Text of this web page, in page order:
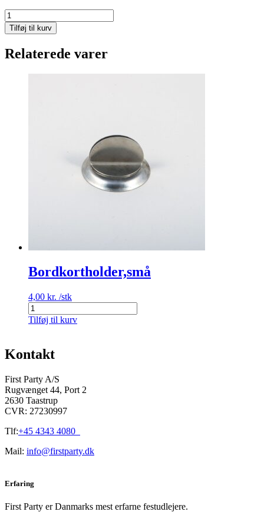
Menuholder
antal
Tilføj til kurv
Relaterede varer
Bordkortholder,små
4,00 kr. /stk
Bordkortholder,små
antal
Tilføj til kurv
Kontakt
First Party A/S
Rugvænget 44, Port 2
2630 Taastrup
CVR: 27230997
Tlf:+45 4343 4080
Mail: info@firstparty.dk
Erfaring
First Party er Danmarks mest erfarne festudlejere.